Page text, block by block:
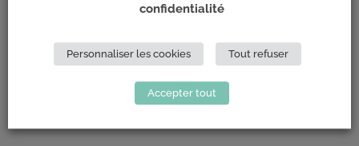
148 Avenue Jean Jaurès
confidentialité
Personnaliser les cookies Tout refuser
Accepter tout